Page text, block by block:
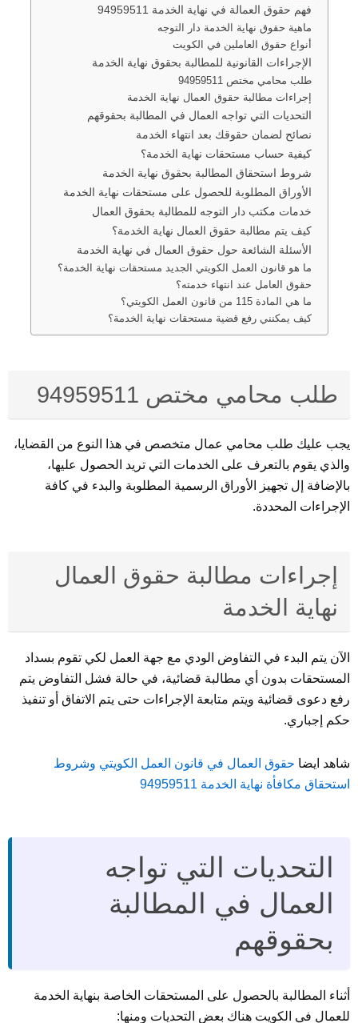
فهم حقوق العمالة في نهاية الخدمة 94959511
ماهية حقوق نهاية الخدمة دار التوجه
أنواع حقوق العاملين في الكويت
الإجراءات القانونية للمطالبة بحقوق نهاية الخدمة
طلب محامي مختص 94959511
إجراءات مطالبة حقوق العمال نهاية الخدمة
التحديات التي تواجه العمال في المطالبة بحقوقهم
نصائح لضمان حقوقك بعد انتهاء الخدمة
كيفية حساب مستحقات نهاية الخدمة؟
شروط استحقاق المطالبة بحقوق نهاية الخدمة
الأوراق المطلوبة للحصول على مستحقات نهاية الخدمة
خدمات مكتب دار التوجه للمطالبة بحقوق العمال
كيف يتم مطالبة حقوق العمال نهاية الخدمة؟
الأسئلة الشائعة حول حقوق العمال في نهاية الخدمة
ما هو قانون العمل الكويتي الجديد مستحقات نهاية الخدمة؟
حقوق العامل عند انتهاء خدمته؟
ما هي المادة 115 من قانون العمل الكويتي؟
كيف يمكنني رفع قضية مستحقات نهاية الخدمة؟
طلب محامي مختص 94959511
يجب عليك طلب محامي عمال متخصص في هذا النوع من القضايا،
والذي يقوم بالتعرف على الخدمات التي تريد الحصول عليها،
بالإضافة إل تجهيز الأوراق الرسمية المطلوبة والبدء في كافة
الإجراءات المحددة.
إجراءات مطالبة حقوق العمال
نهاية الخدمة
الآن يتم البدء في التفاوض الودي مع جهة العمل لكي تقوم بسداد
المستحقات بدون أي مطالبة قضائية، في حالة فشل التفاوض يتم
رفع دعوى قضائية ويتم متابعة الإجراءات حتى يتم الاتفاق أو تنفيذ
حكم إجباري.
شاهد ايضا حقوق العمال في قانون العمل الكويتي وشروط
استحقاق مكافأة نهاية الخدمة 94959511
التحديات التي تواجه
العمال في المطالبة
بحقوقهم
أثناء المطالبة بالحصول على المستحقات الخاصة بنهاية الخدمة
للعمال في الكويت هناك بعض التحديات ومنها: